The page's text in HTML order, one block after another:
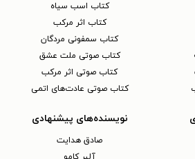
کتاب اسب سیاه
کتاب اثر مرکب
کتاب سمفونی مردگان
کتاب صوتی ملت عشق
کتاب صوتی اثر مرکب
کتاب صوتی عادت‌های اتمی
نویسنده‌های پیشنهادی
صادق هدایت